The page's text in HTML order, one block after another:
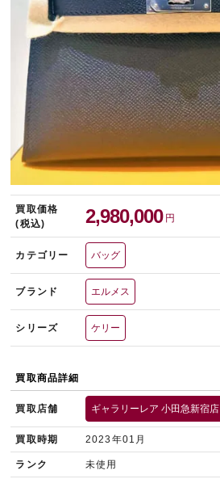
買取価格
(税込)
2,980,000 円
カテゴリー バッグ
ブランド エルメス
シリーズ ケリー
買取商品詳細
買取店舗 ギャラリーレア 小田急新宿店
買取時期 2023年01月
ランク 未使用